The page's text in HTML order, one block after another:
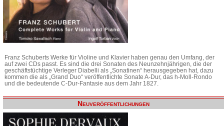
Franz Schuberts Werke für Violine und Klavier haben genau den Umfang, der
auf zwei CDs passt. Es sind die drei Sonaten des Neunzehnjährigen, die der
geschäftstüchtige Verleger Diabelli als „Sonatinen“ herausgegeben hat, dazu
kommen die als „Grand Duo“ veröffentlichte Sonate A-Dur, das h-Moll-Rondo
und die bedeutende C-Dur-Fantasie aus dem Jahr 1827.
Neuveröffentlichungen